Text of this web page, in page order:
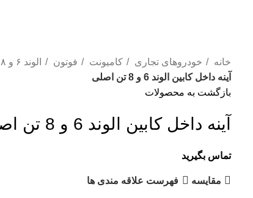
خانه خودروهای تجاری کامیونت فوتون
الوند ۶ و ۸ تن
آینه داخل کابین الوند 6 و 8 تن اصلی
بازگشت به محصولات
آینه داخل کابین الوند 6 و 8 تن اصلی
تماس بگیرید
مقایسه فهرست علاقه مندی ها